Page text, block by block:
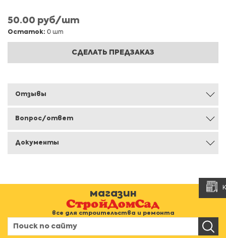
50.00 руб/шт
Остаток: 0 шт
СДЕЛАТЬ ПРЕДЗАКАЗ
Отзывы
Вопрос/ответ
Документы
магазин
все для строительства и ремонта